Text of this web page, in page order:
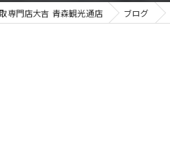
専門店大吉 青森観光通店 ブログ